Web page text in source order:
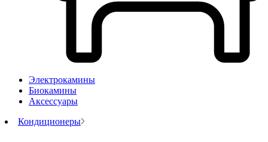
Электрокамины
Биокамины
Аксессуары
Кондиционеры